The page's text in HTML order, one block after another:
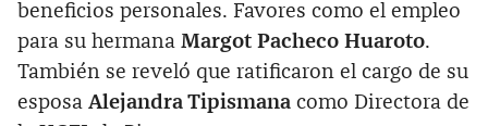
beneficios personales. Favores como el empleo
para su hermana Margot Pacheco Huaroto.
También se reveló que ratificaron el cargo de su
esposa Alejandra Tipismana como Directora de